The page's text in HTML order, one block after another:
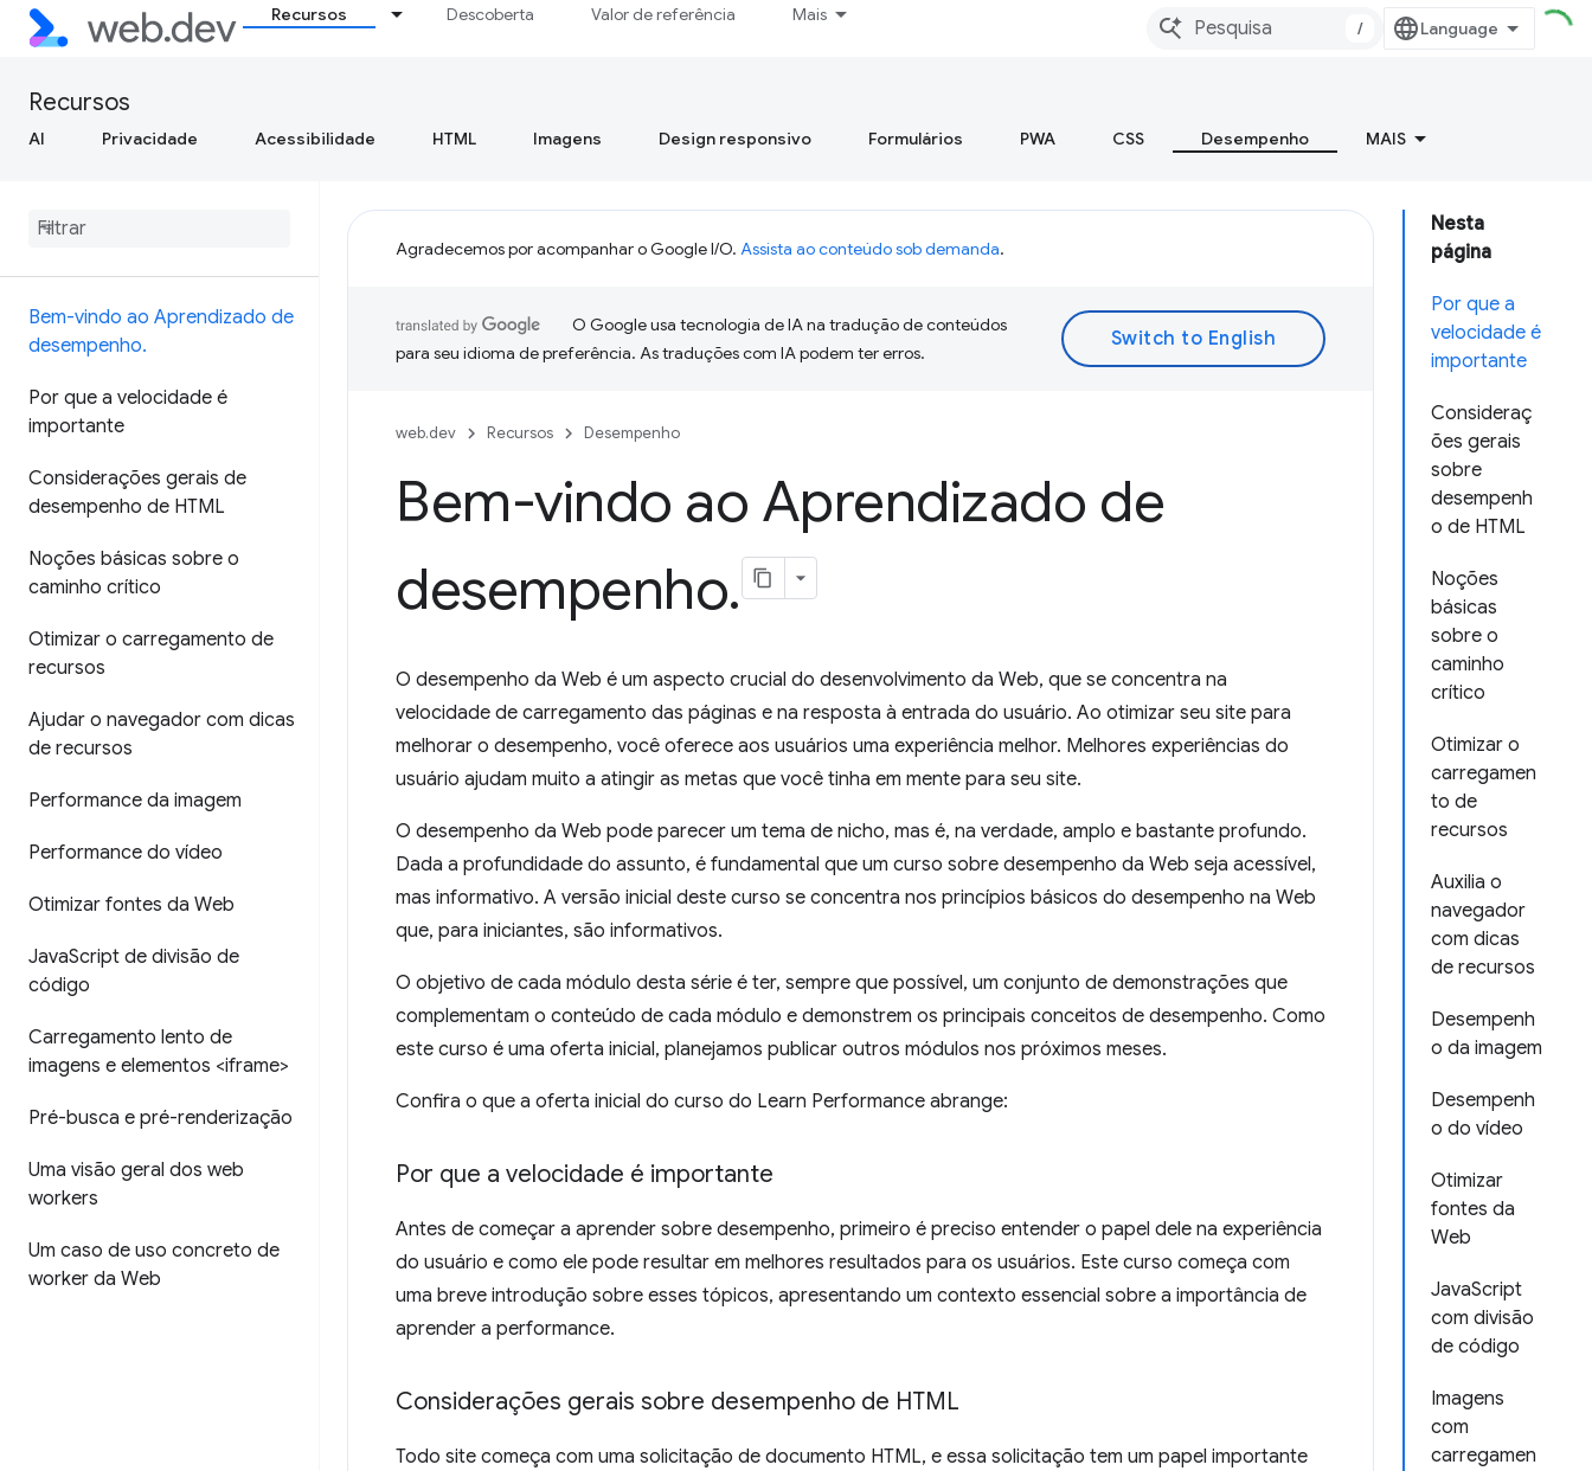
Recursos Descoberta Valor de referência Mais
/
Recursos
AI Privacidade Acessibilidade HTML Imagens Design responsivo Formulários PWA CSS Desempenho MAIS
Bem-vindo ao Aprendizado de
desempenho.
Por que a velocidade é
importante
Considerações gerais de
desempenho de HTML
Noções básicas sobre o
caminho crítico
Otimizar o carregamento de
recursos
Ajudar o navegador com dicas
de recursos
Performance da imagem
Performance do vídeo
Otimizar fontes da Web
JavaScript de divisão de
código
Carregamento lento de
imagens e elementos <iframe>
Pré-busca e pré-renderização
Uma visão geral dos web
workers
Um caso de uso concreto de
worker da Web
Nesta
página
Por que a
velocidade é
importante
Consideraç
ões gerais
sobre
desempenh
o de HTML
Noções
básicas
sobre o
caminho
crítico
Otimizar o
carregamen
to de
recursos
Auxilia o
navegador
com dicas
de recursos
Desempenh
o da imagem
Desempenh
o do vídeo
Otimizar
fontes da
Web
JavaScript
com divisão
de código
Imagens
com
carregamen
Agradecemos por acompanhar o Google I/O. Assista ao conteúdo sob demanda.
O Google usa tecnologia de IA na tradução de conteúdos
para seu idioma de preferência. As traduções com IA podem ter erros.
web.dev Recursos Desempenho
Bem-vindo ao Aprendizado de
desempenho.
O desempenho da Web é um aspecto crucial do desenvolvimento da Web, que se concentra na
velocidade de carregamento das páginas e na resposta à entrada do usuário. Ao otimizar seu site para
melhorar o desempenho, você oferece aos usuários uma experiência melhor. Melhores experiências do
usuário ajudam muito a atingir as metas que você tinha em mente para seu site.
O desempenho da Web pode parecer um tema de nicho, mas é, na verdade, amplo e bastante profundo.
Dada a profundidade do assunto, é fundamental que um curso sobre desempenho da Web seja acessível,
mas informativo. A versão inicial deste curso se concentra nos princípios básicos do desempenho na Web
que, para iniciantes, são informativos.
O objetivo de cada módulo desta série é ter, sempre que possível, um conjunto de demonstrações que
complementam o conteúdo de cada módulo e demonstrem os principais conceitos de desempenho. Como
este curso é uma oferta inicial, planejamos publicar outros módulos nos próximos meses.
Confira o que a oferta inicial do curso do Learn Performance abrange:
Por que a velocidade é importante
Antes de começar a aprender sobre desempenho, primeiro é preciso entender o papel dele na experiência
do usuário e como ele pode resultar em melhores resultados para os usuários. Este curso começa com
uma breve introdução sobre esses tópicos, apresentando um contexto essencial sobre a importância de
aprender a performance.
Considerações gerais sobre desempenho de HTML
Todo site começa com uma solicitação de documento HTML, e essa solicitação tem um papel importante